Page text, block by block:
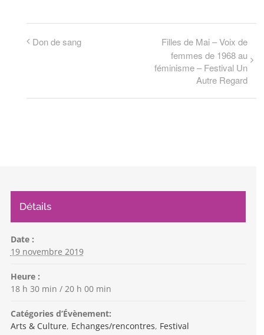
Don de sang
Filles de Mai – Voix de
femmes de 1968 au
féminisme – Festival Un
Autre Regard
Détails
Date :
19 novembre 2019
Heure :
18 h 30 min / 20 h 00 min
Catégories d’Évènement:
Arts & Culture, Echanges/rencontres, Festival